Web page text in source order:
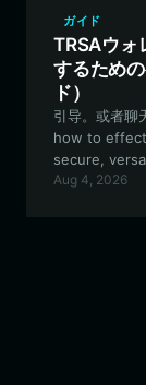
ガイド
TRSAウォ
するため
ド）
引导。或者聊天-
how to
secure,
features of
Aug 4, 2026